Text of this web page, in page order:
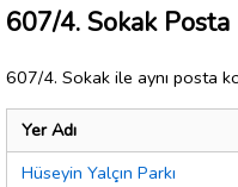
607/4. Sokak
607/4. Sokak ile aynı posta
Yer Adı
Hüseyin Yalçın Parkı